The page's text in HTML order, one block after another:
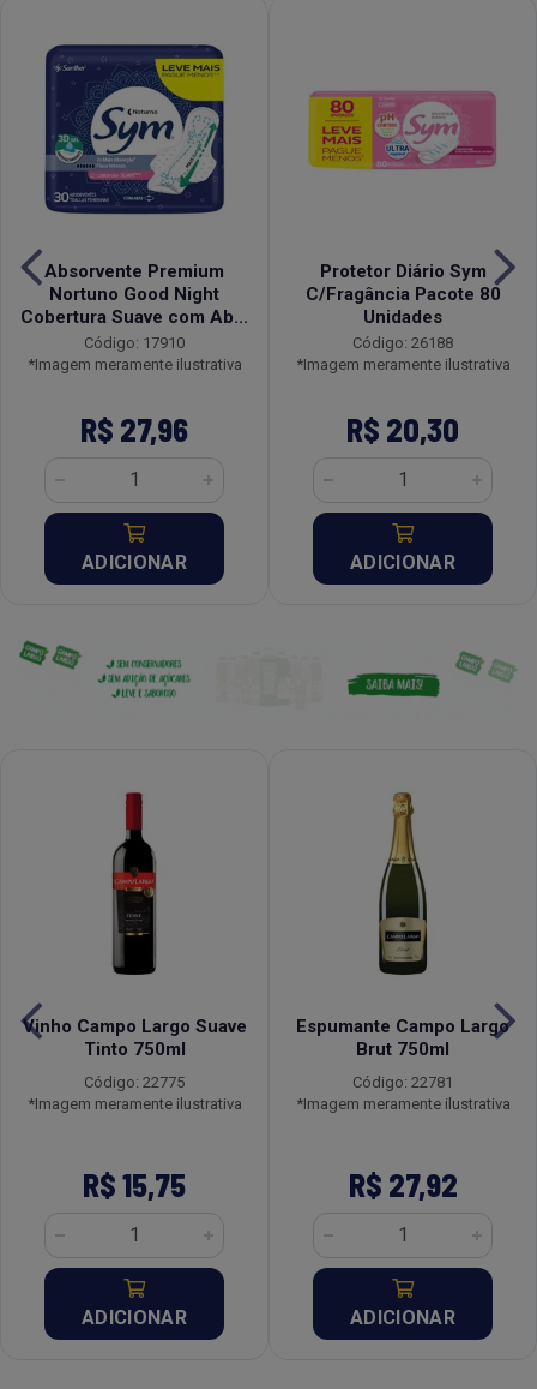
Absorvente Premium
Nortuno Good Night
Cobertura Suave com Ab...
Código: 17910
*Imagem meramente ilustrativa
R$ 27,96
ADICIONAR
Protetor Diário Sym
C/Fragância Pacote 80
Unidades
Código: 26188
*Imagem meramente ilustrativa
R$ 20,30
ADICIONAR
Vinho Campo Largo Suave
Tinto 750ml
Código: 22775
*Imagem meramente ilustrativa
R$ 15,75
ADICIONAR
Espumante Campo Largo
Brut 750ml
Código: 22781
*Imagem meramente ilustrativa
R$ 27,92
ADICIONAR